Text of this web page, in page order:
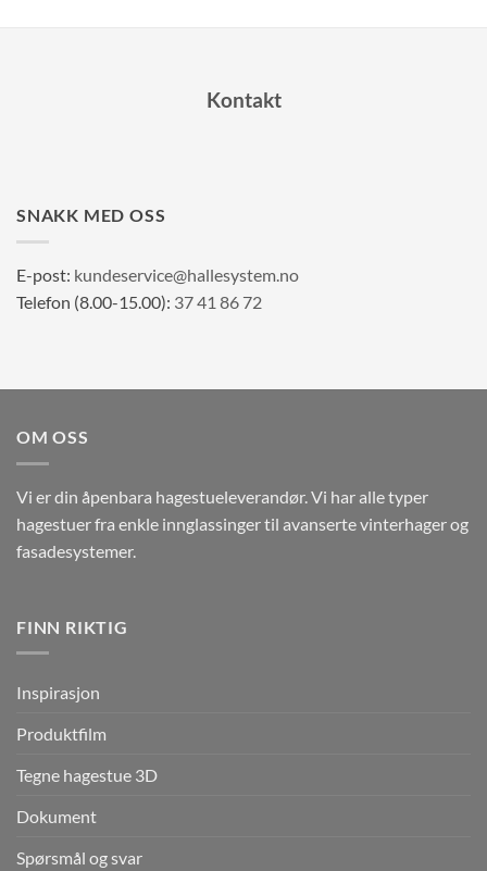
Kontakt
SNAKK MED OSS
E-post: kundeservice@hallesystem.no
Telefon (8.00-15.00): 37 41 86 72
OM OSS
Vi er din åpenbara hagestueleverandør. Vi har alle typer
hagestuer fra enkle innglassinger til avanserte vinterhager og
fasadesystemer.
FINN RIKTIG
Inspirasjon
Produktfilm
Tegne hagestue 3D
Dokument
Spørsmål og svar